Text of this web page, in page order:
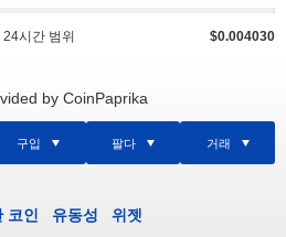
24시간 범위 $0.004030
by CoinPaprika
구입 팔다 거래
코인 유동성 위젯